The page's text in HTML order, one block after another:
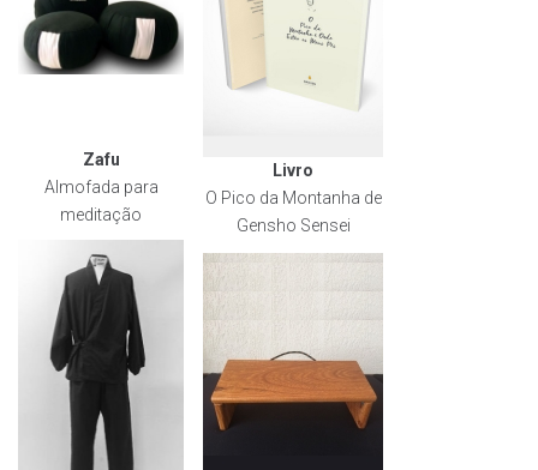
Zafu
Almofada para
meditação
Livro
O Pico da Montanha de
Gensho Sensei